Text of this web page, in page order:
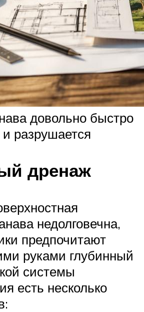
довольно быстро
разрушается
дренаж
недолговечна,
предпочитают
руками глубинный
системы
есть несколько